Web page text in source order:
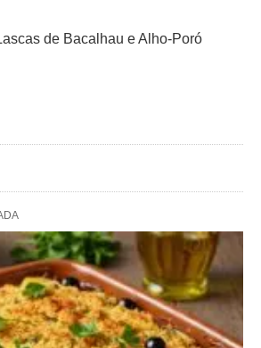
de Bacalhau e Alho-Poró